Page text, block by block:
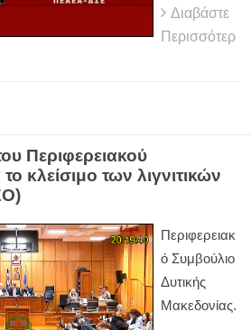
Διαβάστε
Περισσότερ
Περιφερειακού
κλείσιμο των λιγνιτικών
Περιφερειακ
ό Συμβούλιο
Δυτικής
Μακεδονίας.